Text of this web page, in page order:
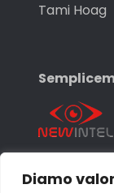
Diamo
Tami Hoag